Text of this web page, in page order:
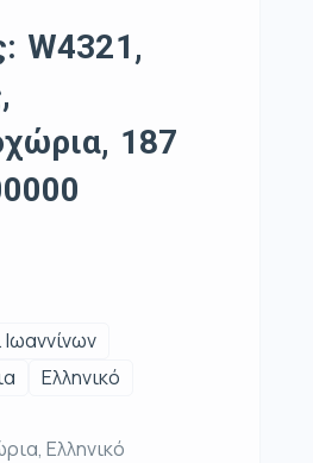
W4321,
187
Ιωαννίνων
Ελληνικό
Ελληνικό